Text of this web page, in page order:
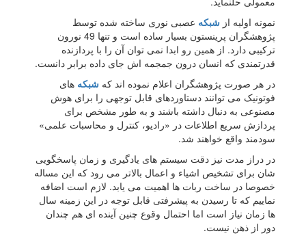
نمونه اولیه از شبکه عصبی نوری ساخته شده توسط
پژوهشگران پرینستون بسیار ساده است و تنها 49 نورون
ترکیبی دارد. از همین رو ابدا نمی توان آن را با پردازنده
قدرتمندی که انسان درون جمجمه اش جای داده برابر دانست.
در هر صورت پژوهشگران اعلام نموده اند که شبکه های
فوتونیک می توانند دستاوردهای قابل توجهی را برای هوش
مصنوعی به دنبال داشته باشند و به طور مشخص برای
پردازش سریع اطلاعات در «رادیو، کنترل و محاسبات علمی»
سودمند واقع خواهند شد.
در دراز مدت نیز دقت سیستم های یادگیری و زمان پاسخگویی
شان برای تشخیص اشیاء و اعمال بالاتر می رود که این مساله
خصوصا در ساخت ربات ها اهمیت می یابد. لازم است اضافه
نماییم که تا رسیدن به پیشرفتی قابل توجه در این زمینه سال
ها زمان نیاز است اما احتمال وقوع چنین آینده ای هم چندان
دور از ذهن نیست.